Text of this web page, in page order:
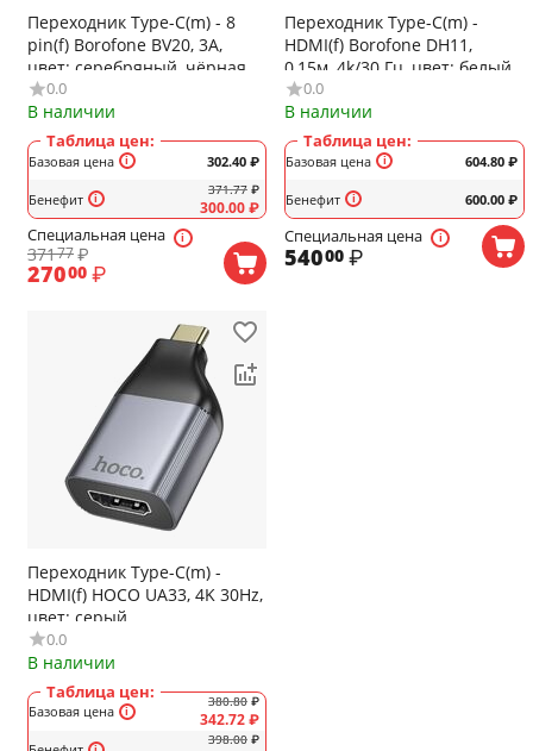
Переходник Type-C(m) - 8
pin(f) Borofone BV20, 3A,
цвет: серебряный, чёрная
вставка
0.0
В наличии
Таблица цен:
Базовая цена
Бенефит
302.40 ₽
371.77 ₽
300.00₽
Специальная цена
37177 ₽
27000 ₽
Переходник Type-C(m) -
HDMI(f) Borofone DH11,
0,15м, 4k/30 Гц, цвет: белый
0.0
В наличии
Таблица цен:
Базовая цена
Бенефит
604.80₽
600.00₽
Специальная цена
54000 ₽
Переходник Type-C(m) -
HDMI(f) HOCO UA33, 4K 30Hz,
цвет: серый
0.0
В наличии
Таблица цен:
Базовая цена
380.80 ₽
342.72₽
398.00 ₽